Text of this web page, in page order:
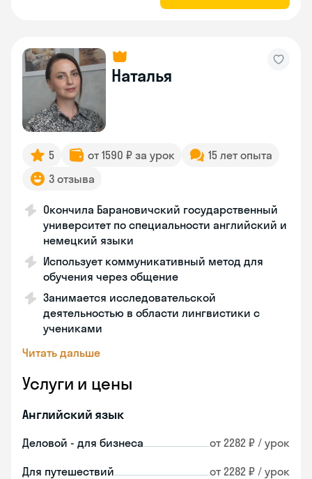
Наталья
5 от 1590 ₽ за урок
15 лет опыта
3 отзыва
Окончила Барановичский государственный
университет по специальности английский и
немецкий языки
Использует коммуникативный метод для
обучения через общение
Занимается исследовательской
деятельностью в области лингвистики с
учениками
Читать дальше
Услуги и цены
Английский язык
Деловой - для бизнеса от 2282 ₽ / урок
Для путешествий от 2282 ₽ / урок